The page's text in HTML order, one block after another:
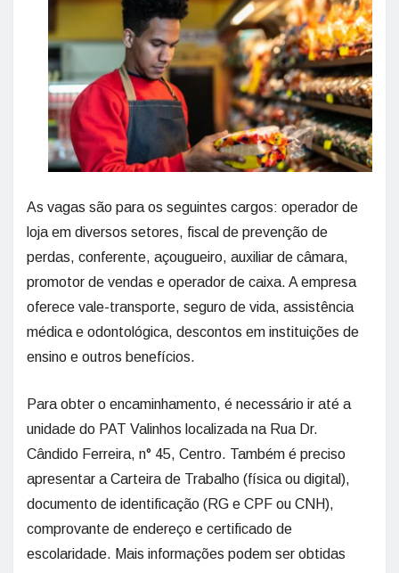
As vagas são para os seguintes cargos: operador de
loja em diversos setores, fiscal de prevenção de
perdas, conferente, açougueiro, auxiliar de câmara,
promotor de vendas e operador de caixa. A empresa
oferece vale-transporte, seguro de vida, assistência
médica e odontológica, descontos em instituições de
ensino e outros benefícios.
Para obter o encaminhamento, é necessário ir até a
unidade do PAT Valinhos localizada na Rua Dr.
Cândido Ferreira, n° 45, Centro. Também é preciso
apresentar a Carteira de Trabalho (física ou digital),
documento de identificação (RG e CPF ou CNH),
comprovante de endereço e certificado de
escolaridade. Mais informações podem ser obtidas